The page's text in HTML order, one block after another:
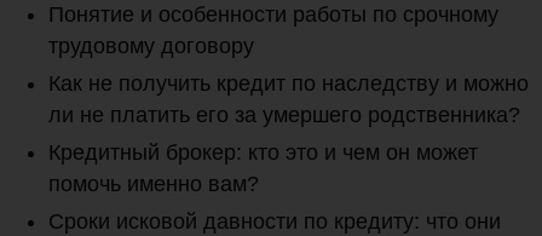
Понятие и особенности работы по срочному
трудовому договору
Как не получить кредит по наследству и можно
ли не платить его за умершего родственника?
Кредитный брокер: кто это и чем он может
помочь именно вам?
Сроки исковой давности по кредиту: что они